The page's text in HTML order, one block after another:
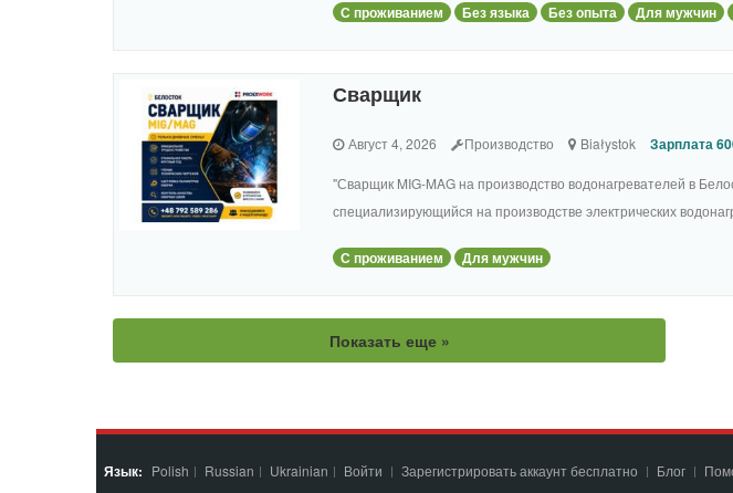
С проживанием Без языка Без опыта Для мужчин
Сварщик
Август 4, 2026 Производство Białystok Зарплата
"Сварщик MIG-MAG на производство водонагревателей в
специализирующийся на производстве электрических
С проживанием Для мужчин
Показать еще »
Язык: Polish Russian Ukrainian Войти Зарегистрировать аккаунт бесплатно Блог